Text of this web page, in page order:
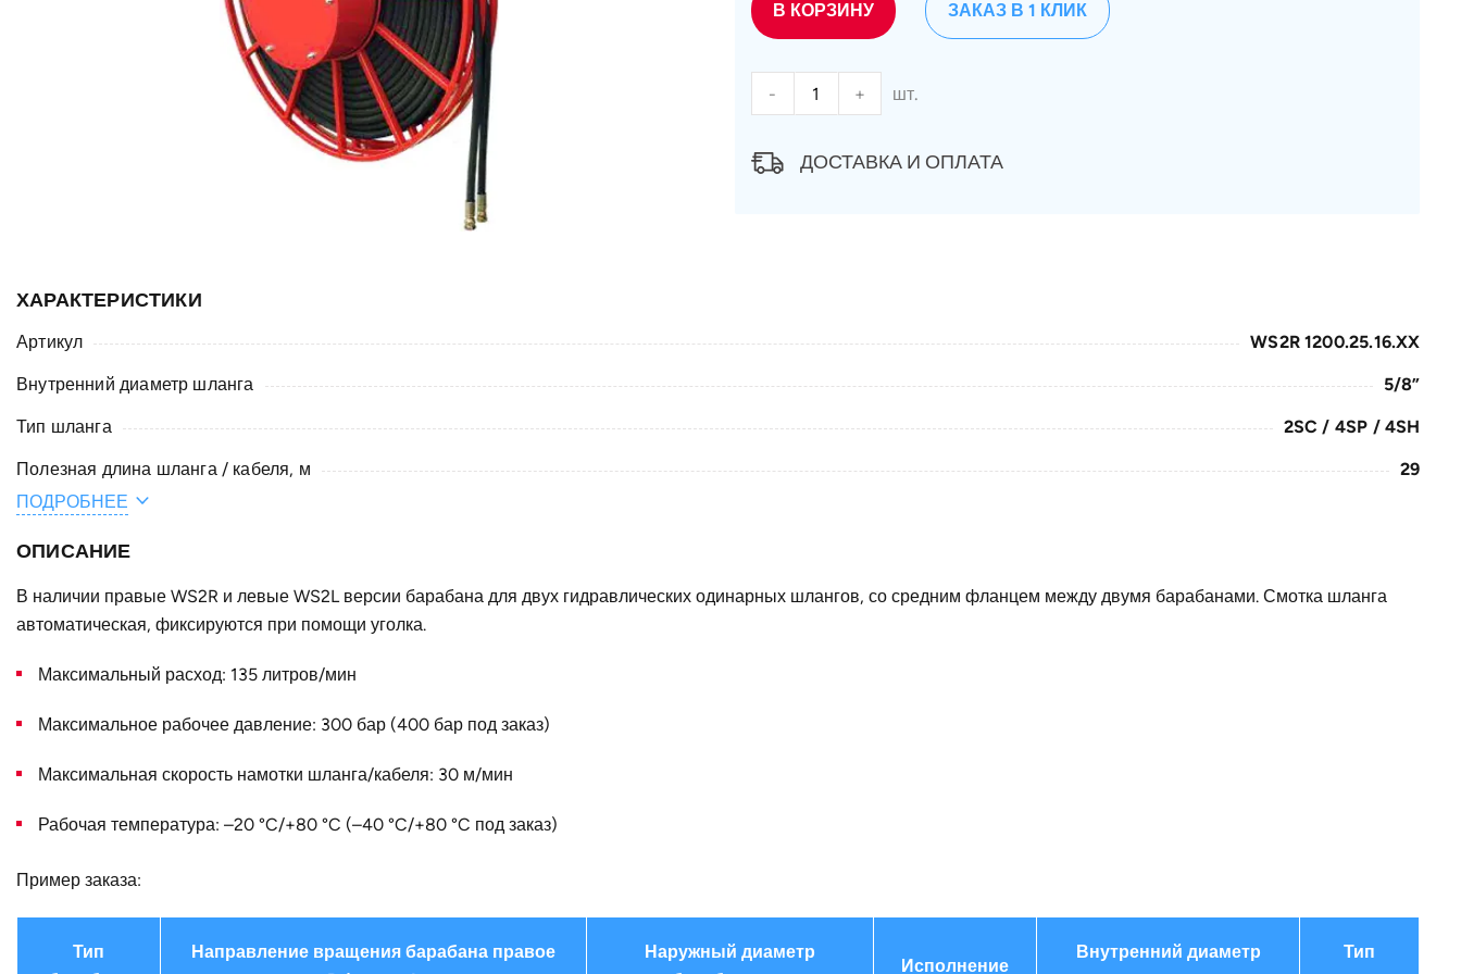
В КОРЗИНУ
- + шт.
ЗАКАЗ В 1 КЛИК
ДОСТАВКА И ОПЛАТА
ХАРАКТЕРИСТИКИ
Артикул WS2R 1200.25.16.XX
Внутренний диаметр шланга 5/8”
Тип шланга 2SC / 4SP / 4SH
Полезная длина шланга / кабеля, м 29
Общая длина шланга / кабеля, м
A, мм
F, мм
Конструктивное исполнение
Наружный диаметр D, мм
Страна
ПОДРОБНЕЕ
ОПИСАНИЕ
В наличии правые WS2R и левые WS2L версии барабана для двух гидравлических одинарных шлангов, со средним фланцем между двумя барабанами. Смотка шланга
автоматическая, фиксируются при помощи уголка.
Максимальный расход: 135 литров/мин
Максимальное рабочее давление: 300 бар (400 бар под заказ)
Максимальная скорость намотки шланга/кабеля: 30 м/мин
Рабочая температура: –20 °C/+80 °C (–40 °C/+80 °C под заказ)
Пример заказа:
Тип
Направление вращения барабана правое
Наружный диаметр
Исполнение
Внутренний диаметр
Тип